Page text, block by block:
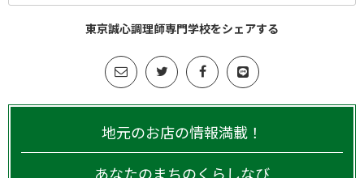
東京誠心調理師専門学校をシェアする
地元のお店の情報満載！
あなたのまちのくらしなび